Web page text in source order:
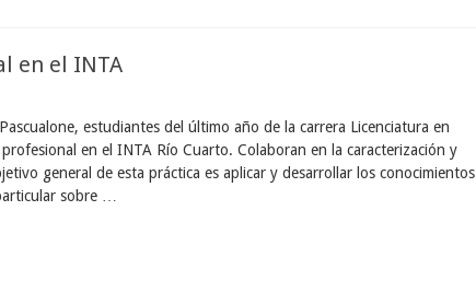
en el INTA
estudiantes del último año de la carrera Licenciatura en
en el INTA Río Cuarto. Colaboran en la caracterización y
general de esta práctica es aplicar y desarrollar los conocimientos
sobre …